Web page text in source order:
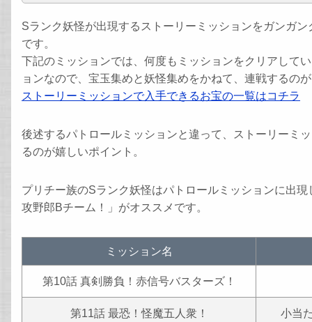
Sランク妖怪が出現するストーリーミッションをガンガ
です。
下記のミッションでは、何度もミッションをクリアして
ョンなので、宝玉集めと妖怪集めをかねて、連戦するの
ストーリーミッションで入手できるお宝の一覧はコチラ
後述するパトロールミッションと違って、ストーリーミ
るのが嬉しいポイント。
プリチー族のSランク妖怪はパトロールミッションに出
攻野郎Bチーム！」がオススメです。
ミッション名
第10話 真剣勝負！赤信号バスターズ！
第11話 最恐！怪魔五人衆！ 小当